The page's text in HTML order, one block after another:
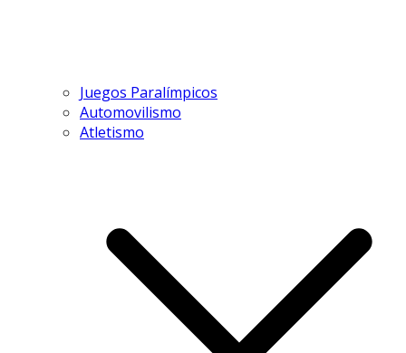
Juegos Paralímpicos
Automovilismo
Atletismo